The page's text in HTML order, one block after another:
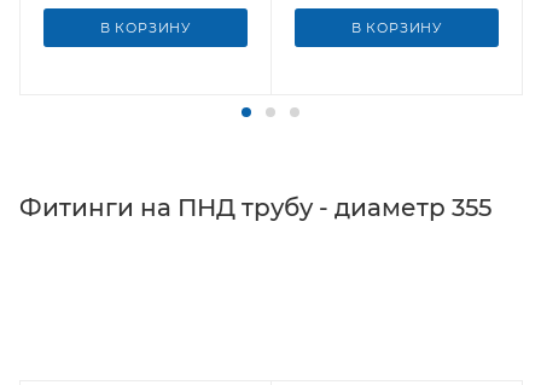
В КОРЗИНУ В КОРЗИНУ
Фитинги на ПНД трубу - диаметр 355